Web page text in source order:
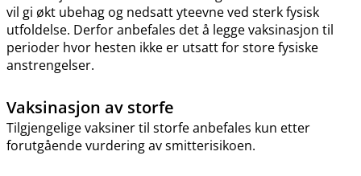
vil gi økt ubehag og nedsatt yteevne ved sterk fysisk
utfoldelse. Derfor anbefales det å legge vaksinasjon til
perioder hvor hesten ikke er utsatt for store fysiske
anstrengelser.
Vaksinasjon av storfe
Tilgjengelige vaksiner til storfe anbefales kun etter
forutgående vurdering av smitterisikoen.